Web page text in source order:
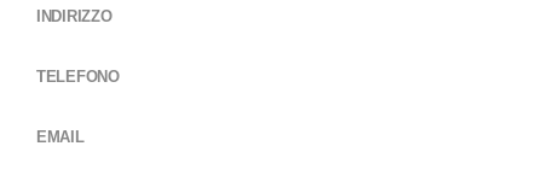
INDIRIZZO
TELEFONO
EMAIL